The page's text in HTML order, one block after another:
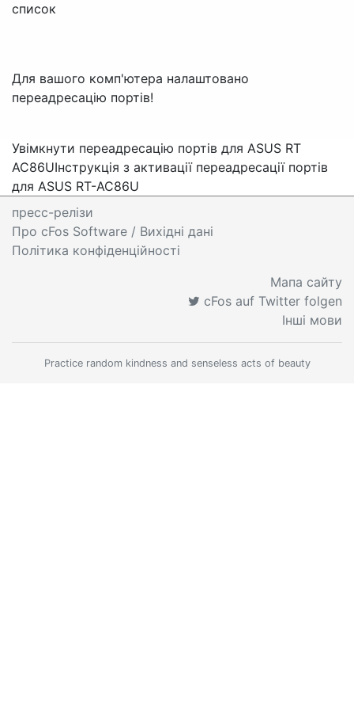
список
Для вашого комп'ютера налаштовано
переадресацію портів!
Увімкнути переадресацію портів для ASUS RT
AC86UІнструкція з активації переадресації портів
для ASUS RT-AC86U
пресс-релізи
Про cFos Software / Вихідні дані
Політика конфіденційності
Мапа сайту
cFos auf Twitter folgen
Інші мови
Practice random kindness and senseless acts of beauty